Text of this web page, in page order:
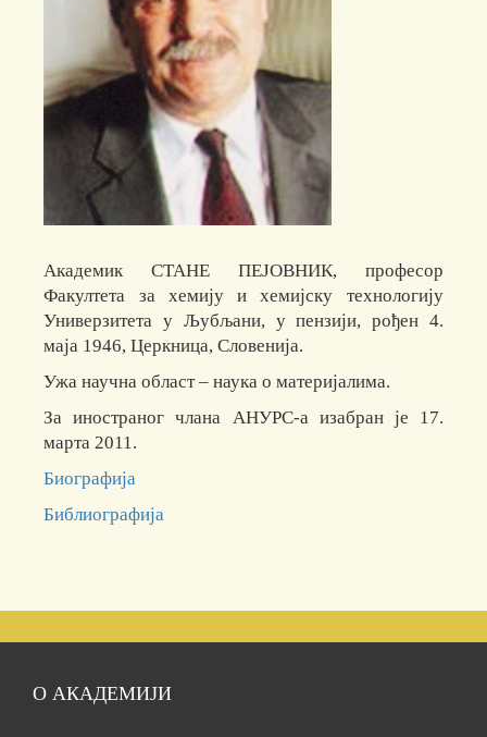
Академик СТАНЕ ПЕЈОВНИК, професор
Факултета за хемију и хемијску технологију
Универзитета у Љубљани, у пензији, рођен 4.
маја 1946, Церкница, Словенија.
Ужа научна област – наука о материјалима.
За иностраног члана АНУРС-а изабран је 17.
марта 2011.
Биографија
Библиографија
О АКАДЕМИЈИ